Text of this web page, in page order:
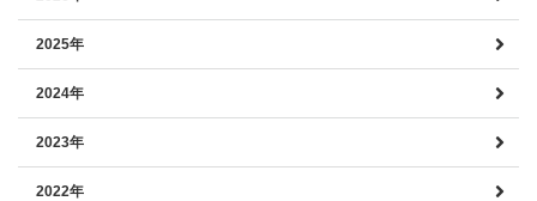
2025年
2024年
2023年
2022年